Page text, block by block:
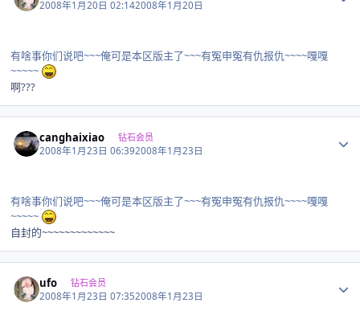
2008年1月20日 02:142008年1月20日
有啥事你们说吧~~~俺可是本区版主了~~~有冤申冤有仇报仇~~~~嘎嘎
~~~~~
啊???
canghaixiao 钻石会员
2008年1月23日 06:392008年1月23日
有啥事你们说吧~~~俺可是本区版主了~~~有冤申冤有仇报仇~~~~嘎嘎
~~~~~
自封的~~~~~~~~~~~~~
ufo 钻石会员
2008年1月23日 07:352008年1月23日